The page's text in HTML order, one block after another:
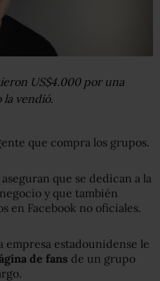
US$4.000 por una
la vendió.
que compra los grupos.
que se dedican a la
y que también
en Facebook no oficiales.
estadounidense le
de fans de un grupo